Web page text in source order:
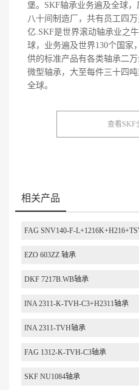
堡。SKF轴承业务遍及全球
八十间制造厂，共有员工四
亿.SKF是世界滚动轴承业之
球，业务遍及世界130个国家
供的标准产品有各类轴承二
微型轴承，大至每件三十四
全球。
查看SKF
相关产品
FAG SNV140-F-
EZO 603ZZ 轴承
DKF 7217B.WB轴承
INA 2311-K-TVH-C3+H2311轴承
INA 2311-TVH轴承
FAG 1312-K-TVH-C3轴承
SKF NU1084轴承